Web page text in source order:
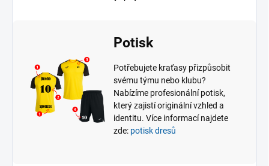
Potisk
Potřebujete kraťasy přizpůsobit
svému týmu nebo klubu?
Nabízíme profesionální potisk,
který zajistí originální vzhled a
identitu. Více informací najdete
zde: potisk dresů